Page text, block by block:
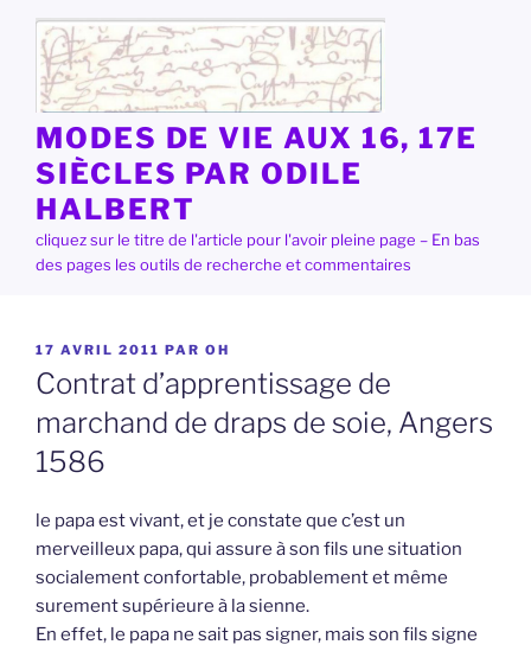
contenu
principal
MODES DE VIE AUX 16, 17E
SIÈCLES PAR ODILE
HALBERT
cliquez sur le titre de l'article pour l'avoir pleine page – En bas
des pages les outils de recherche et commentaires
PUBLIÉ
LE
17 AVRIL 2011 PAR OH
Contrat d’apprentissage de
marchand de draps de soie, Angers
1586
le papa est vivant, et je constate que c’est un
merveilleux papa, qui assure à son fils une situation
socialement confortable, probablement et même
surement supérieure à la sienne.
En effet, le papa ne sait pas signer, mais son fils signe